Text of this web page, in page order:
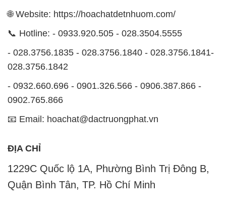
🌐 Website: https://hoachatdetnhuom.com/
📞 Hotline: - 0933.920.505 - 028.3504.5555
- 028.3756.1835 - 028.3756.1840 - 028.3756.1841-
028.3756.1842
- 0932.660.696 - 0901.326.566 - 0906.387.866 -
0902.765.866
📧 Email: hoachat@dactruongphat.vn
ĐỊA CHỈ
1229C Quốc lộ 1A, Phường Bình Trị Đông B,
Quận Bình Tân, TP. Hồ Chí Minh